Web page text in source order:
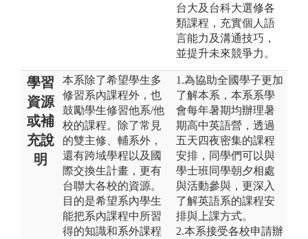
台大及台科大選修各
類課程，充實個人語
言能力及溝通技巧，
並提升未來競爭力。
學習
資源
或補
充說
明
本系除了希望學生多
修習系內課程外，也
鼓勵學生修習他系/他
校的課程。除了常見
的雙主修、輔系外，
還有跨域學程以及國
際交換生計畫，更有
台聯大各校的資源。
目的是希望系內學生
能把系內課程中所習
得的知識和系外課程
1.為協助全國學子更加
了解本系，本系系學
會每年暑期均辦理暑
期高中英語營，透過
五天四夜密集的課程
安排，同學們可以與
學士班同學朝夕相處
與活動參與，更深入
了解英語系的課程安
排與上課方式。
2.本系接受各校申請辦